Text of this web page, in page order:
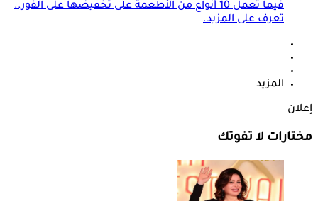
فيما تعمل 10 أنواع من الأطعمة على تخفيضها على الفور..
تعرف على المزيد.
المزيد
إعلان
مختارات لا تفوتك